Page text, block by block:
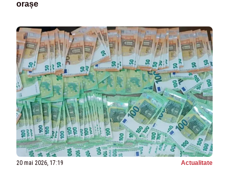
orașe
20 mai 2026, 17:19 Actualitate